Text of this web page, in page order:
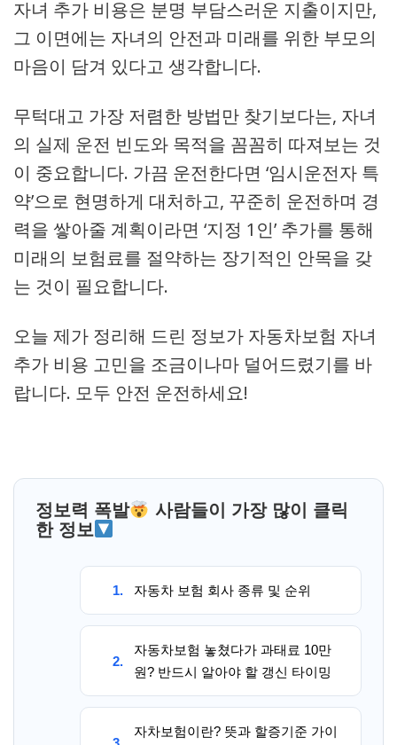
자녀 추가 비용은 분명 부담스러운 지출이지만,
그 이면에는 자녀의 안전과 미래를 위한 부모의
마음이 담겨 있다고 생각합니다.
무턱대고 가장 저렴한 방법만 찾기보다는, 자녀
의 실제 운전 빈도와 목적을 꼼꼼히 따져보는 것
이 중요합니다. 가끔 운전한다면 ‘임시운전자 특
약’으로 현명하게 대처하고, 꾸준히 운전하며 경
력을 쌓아줄 계획이라면 ‘지정 1인’ 추가를 통해
미래의 보험료를 절약하는 장기적인 안목을 갖
는 것이 필요합니다.
오늘 제가 정리해 드린 정보가 자동차보험 자녀
추가 비용 고민을 조금이나마 덜어드렸기를 바
랍니다. 모두 안전 운전하세요!
정보력 폭발
사람들이 가장 많이 클릭
한 정보
1. 자동차 보험 회사 종류 및 순위
2.
자동차보험 놓쳤다가 과태료 10만
원? 반드시 알아야 할 갱신 타이밍
자차보험이란? 뜻과 할증기준 가이